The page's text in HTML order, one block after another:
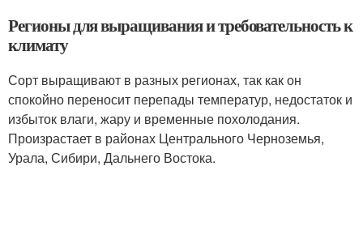
Регионы для выращивания и требовательность к
климату
Сорт выращивают в разных регионах, так как он
спокойно переносит перепады температур, недостаток и
избыток влаги, жару и временные похолодания.
Произрастает в районах Центрального Черноземья,
Урала, Сибири, Дальнего Востока.